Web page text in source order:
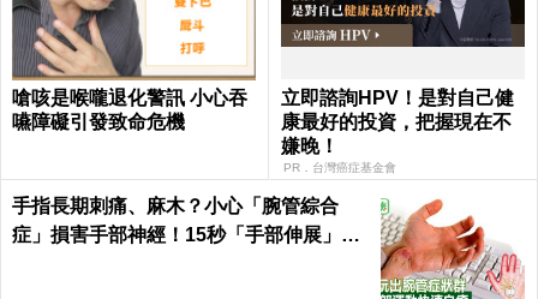
嗆咳是喉嚨退化警訊 小心吞
嚥障礙引發致命危機
立即諮詢HPV！是對自己健
康最好的投資，把握現在不
嫌晚！
PR．台灣癌症基金會
手指長期刺痛、麻木？小心「腕管綜合
症」損害手部神經！15秒「手部伸展」這